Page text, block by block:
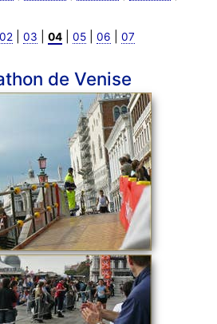
02 03 04| 05| 06 07
de Venise